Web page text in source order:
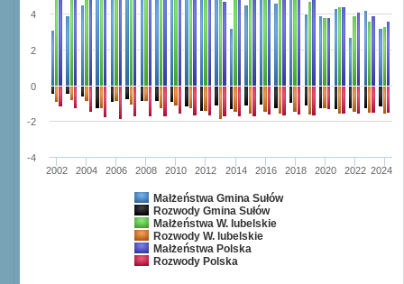
Małżeństwa Gmina Sułów
Rozwody Gmina Sułów
Małżeństwa W. lubelskie
Rozwody W. lubelskie
Małżeństwa Polska
Rozwody Polska
2002 2004 2006 2008 2010 2012 2014 2016 2018 2020 2022 2024
-4
-2
0
2
4